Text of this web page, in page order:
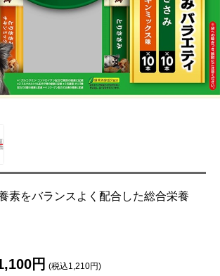
素をバランスよく配合した総合栄養
円 (税込1,210円)